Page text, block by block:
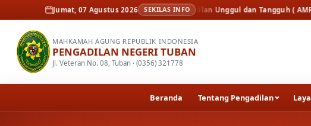
Jumat, 07 Agustus 2026 SEKILAS INFO
Assesmen Sertifikasi Mutu Peradilan Unggul dan Tangguh ( AMPUH ) Oleh
MAHKAMAH AGUNG REPUBLIK INDONESIA
PENGADILAN NEGERI TUBAN
Jl. Veteran No. 08, Tuban · (0356) 321778
Beranda Tentang Pengadilan